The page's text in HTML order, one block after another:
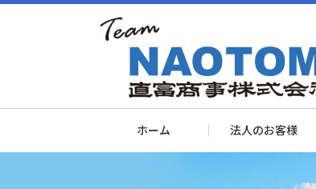
ホーム 法人のお客様